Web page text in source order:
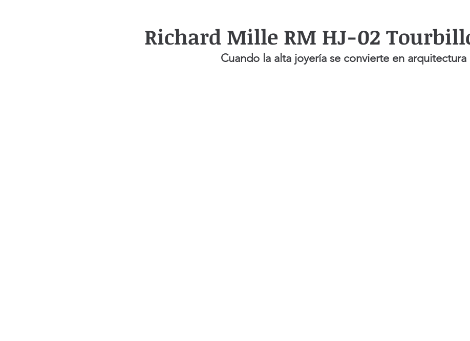
Richard Mille RM HJ-02
Cuando la alta joyería se convierte en